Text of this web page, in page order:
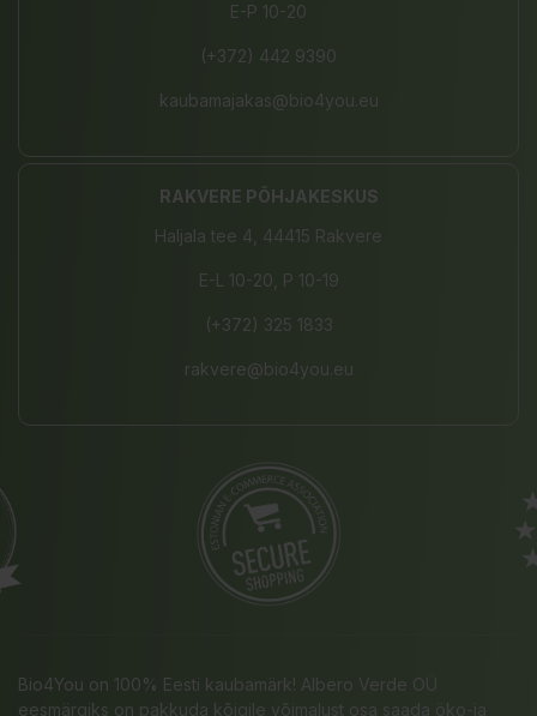
E-P 10-20
(+372) 442 9390
kaubamajakas@bio4you.eu
RAKVERE PÕHJAKESKUS
Haljala tee 4, 44415 Rakvere
E-L 10-20, P 10-19
(+372) 325 1833
rakvere@bio4you.eu
Bio4You on 100% Eesti kaubamärk! Albero Verde OÜ
eesmärgiks on pakkuda kõigile võimalust osa saada öko-ja